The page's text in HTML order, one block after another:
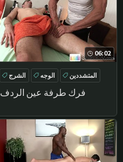
06:02
فرك طرفة عين الردف
الشرج الوجه
المتشددين
الحمار